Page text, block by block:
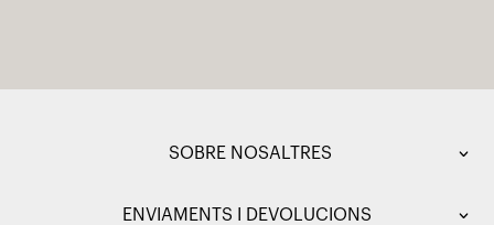
SOBRE NOSALTRES
ENVIAMENTS I DEVOLUCIONS